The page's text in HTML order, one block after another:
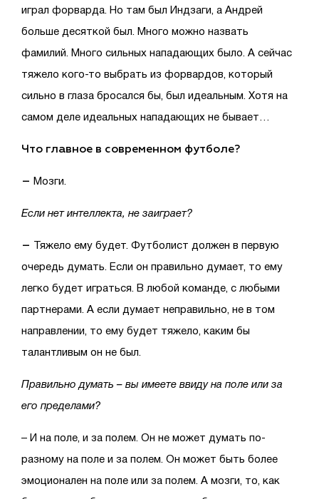
играл форварда. Но там был Индзаги, а Андрей
больше десяткой был. Много можно назвать
фамилий. Много сильных нападающих было. А сейчас
тяжело кого-то выбрать из форвардов, который
сильно в глаза бросался бы, был идеальным. Хотя на
самом деле идеальных нападающих не бывает…
Что главное в современном футболе?
– Мозги.
Если нет интеллекта, не заиграет?
– Тяжело ему будет. Футболист должен в первую
очередь думать. Если он правильно думает, то ему
легко будет играться. В любой команде, с любыми
партнерами. А если думает неправильно, не в том
направлении, то ему будет тяжело, каким бы
талантливым он не был.
Правильно думать – вы имеете ввиду на поле или за
его пределами?
– И на поле, и за полем. Он не может думать по-
разному на поле и за полем. Он может быть более
эмоционален на поле или за полем. А мозги, то, как